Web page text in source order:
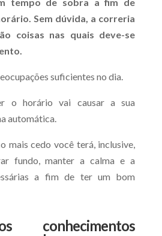
Sem dúvida, a correria
coisas nas quais deve-se
suficientes no dia.
o horário vai causar a sua
automática.
mais cedo você terá, inclusive,
fundo, manter a calma e a
a fim de ter um bom
conhecimentos